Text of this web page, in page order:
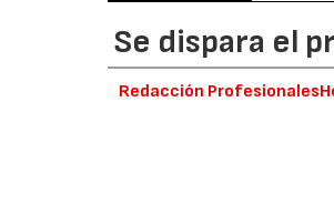
Se dispara el
Redacción